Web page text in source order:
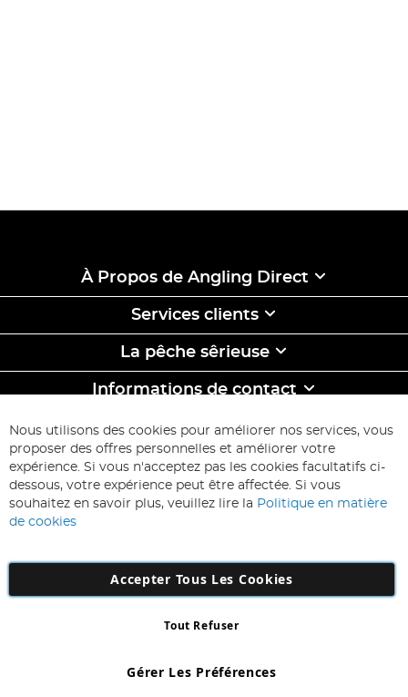
À Propos de Angling Direct
Services clients
La pêche sêrieuse
Informations de contact
ABONNEZ-VOUS & ECONOMISEZ
Inscription
à
d’information
:
Inscription
Number: 863029607
Nous utilisons des cookies pour améliorer nos services, vous
proposer des offres personnelles et améliorer votre
expérience. Si vous n'acceptez pas les cookies facultatifs ci-
dessous, votre expérience peut être affectée. Si vous
souhaitez en savoir plus, veuillez lire la Politique en matière
de cookies
Accepter Tous Les Cookies
Gérer Les Préférences
Tout Refuser